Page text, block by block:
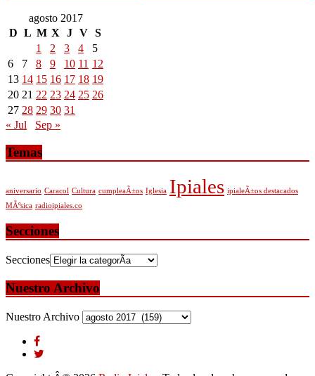
agosto 2017
D L M X J V S
1
2 3 4
5
6
7 8 9 10 11 12
13 14 15 16 17 18 19
20 21 22 23 24 25 26
27 28 29 30 31
« Jul
Sep »
Temas
aniversario Caracol Cultura cumpleaÃ±os Iglesia Ipiales ipialeÃ±os destacados
MÃºsica radioipiales.co
Secciones
Secciones
Nuestro Archivo
Nuestro Archivo